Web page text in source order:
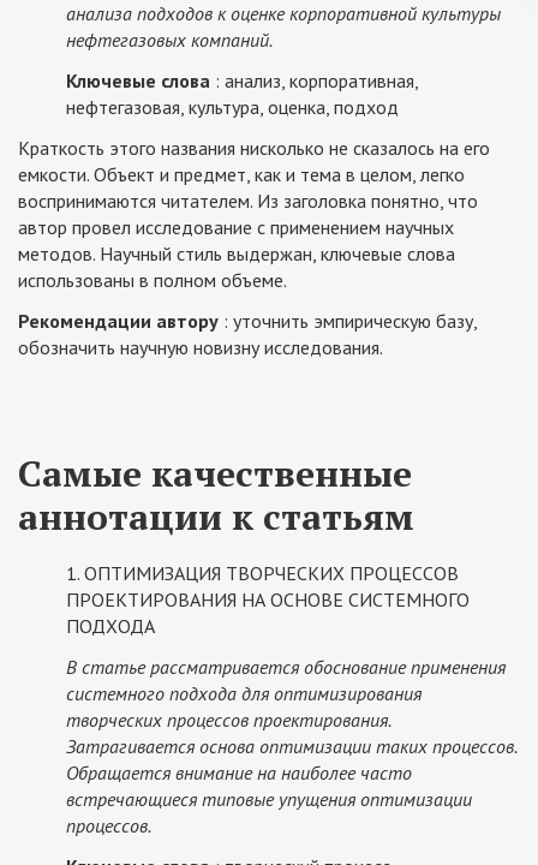
анализа подходов к оценке корпоративной культуры
нефтегазовых компаний.
Ключевые слова : анализ, корпоративная,
нефтегазовая, культура, оценка, подход
Краткость этого названия нисколько не сказалось на его
емкости. Объект и предмет, как и тема в целом, легко
воспринимаются читателем. Из заголовка понятно, что
автор провел исследование с применением научных
методов. Научный стиль выдержан, ключевые слова
использованы в полном объеме.
Рекомендации автору : уточнить эмпирическую базу,
обозначить научную новизну исследования.
Самые качественные
аннотации к статьям
1. ОПТИМИЗАЦИЯ ТВОРЧЕСКИХ ПРОЦЕССОВ
ПРОЕКТИРОВАНИЯ НА ОСНОВЕ СИСТЕМНОГО
ПОДХОДА
В статье рассматривается обоснование применения
системного подхода для оптимизирования
творческих процессов проектирования.
Затрагивается основа оптимизации таких процессов.
Обращается внимание на наиболее часто
встречающиеся типовые упущения оптимизации
процессов.